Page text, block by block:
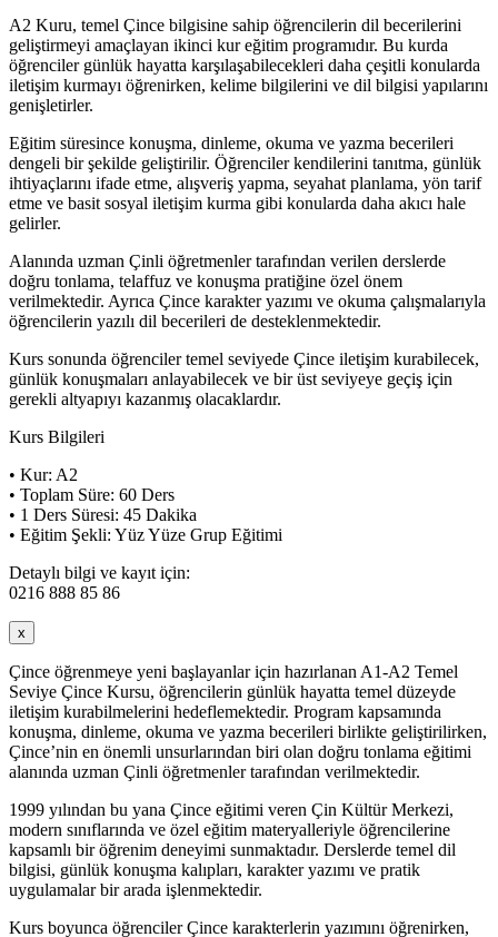
A2 Kuru, temel Çince bilgisine sahip öğrencilerin dil becerilerini
geliştirmeyi amaçlayan ikinci kur eğitim programıdır. Bu kurda
öğrenciler günlük hayatta karşılaşabilecekleri daha çeşitli konularda
iletişim kurmayı öğrenirken, kelime bilgilerini ve dil bilgisi yapılarını
genişletirler.
Eğitim süresince konuşma, dinleme, okuma ve yazma becerileri
dengeli bir şekilde geliştirilir. Öğrenciler kendilerini tanıtma, günlük
ihtiyaçlarını ifade etme, alışveriş yapma, seyahat planlama, yön tarif
etme ve basit sosyal iletişim kurma gibi konularda daha akıcı hale
gelirler.
Alanında uzman Çinli öğretmenler tarafından verilen derslerde
doğru tonlama, telaffuz ve konuşma pratiğine özel önem
verilmektedir. Ayrıca Çince karakter yazımı ve okuma çalışmalarıyla
öğrencilerin yazılı dil becerileri de desteklenmektedir.
Kurs sonunda öğrenciler temel seviyede Çince iletişim kurabilecek,
günlük konuşmaları anlayabilecek ve bir üst seviyeye geçiş için
gerekli altyapıyı kazanmış olacaklardır.
Kurs Bilgileri
• Kur: A2
• Toplam Süre: 60 Ders
• 1 Ders Süresi: 45 Dakika
• Eğitim Şekli: Yüz Yüze Grup Eğitimi
Detaylı bilgi ve kayıt için:
0216 888 85 86
x
Çince öğrenmeye yeni başlayanlar için hazırlanan A1-A2 Temel
Seviye Çince Kursu, öğrencilerin günlük hayatta temel düzeyde
iletişim kurabilmelerini hedeflemektedir. Program kapsamında
konuşma, dinleme, okuma ve yazma becerileri birlikte geliştirilirken,
Çince’nin en önemli unsurlarından biri olan doğru tonlama eğitimi
alanında uzman Çinli öğretmenler tarafından verilmektedir.
1999 yılından bu yana Çince eğitimi veren Çin Kültür Merkezi,
modern sınıflarında ve özel eğitim materyalleriyle öğrencilerine
kapsamlı bir öğrenim deneyimi sunmaktadır. Derslerde temel dil
bilgisi, günlük konuşma kalıpları, karakter yazımı ve pratik
uygulamalar bir arada işlenmektedir.
Kurs boyunca öğrenciler Çince karakterlerin yazımını öğrenirken,